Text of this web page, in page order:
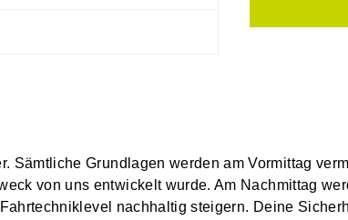
Sämtliche Grundlagen werden am Vormittag
von uns entwickelt wurde. Am Nachmittag
nachhaltig steigern. Deine